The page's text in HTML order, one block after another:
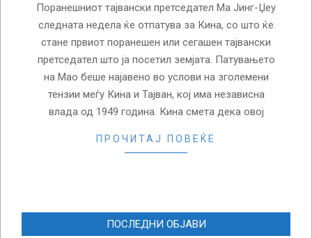
Поранешниот тајвански претседател Ма Јинг-Џеу
следната недела ќе отпатува за Кина, со што ќе
стане првиот поранешен или сегашен тајвански
претседател што ја посетил земјата. Патувањето
на Мао беше најавено во услови на зголемени
тензии меѓу Кина и Тајван, кој има независна
влада од 1949 година. Кина смета дека овој
ПРОЧИТАЈ ПОВЕЌЕ
ПОСЛЕДНИ ОБЈАВИ